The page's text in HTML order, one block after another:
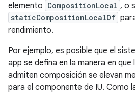
elemento CompositionLocal , o
staticCompositionLocalOf
rendimiento.
Por ejemplo, es posible que el
app se defina en la manera en
admiten composición se elevan
para el componente de IU. Como